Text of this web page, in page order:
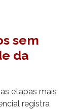
sem
da
etapas mais
registra